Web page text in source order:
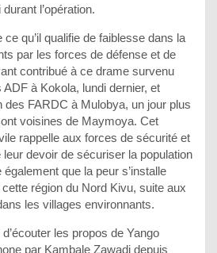
l’opération.
qu’il qualifie de faiblesse dans la
par les forces de défense et de
contribué à ce drame survenu
à Kokola, lundi dernier, et
des FARDC à Mulobya, un jour plus
voisines de Maymoya. Cet
rappelle aux forces de sécurité et
leur devoir de sécuriser la population
que la peur s’installe
région du Nord Kivu, suite aux
les villages environnants.
les propos de Yango
par Kambale Zawadi depuis